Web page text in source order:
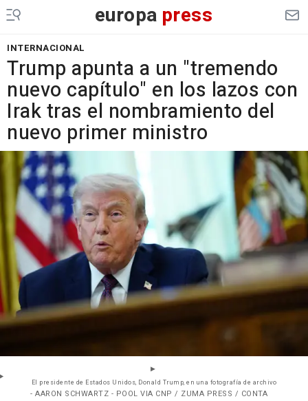
europa press
INTERNACIONAL
Trump apunta a un "tremendo
nuevo capítulo" en los lazos con
Irak tras el nombramiento del
nuevo primer ministro
El presidente de Estados Unidos, Donald Trump, en una fotografía de archivo
- AARON SCHWARTZ - POOL VIA CNP / ZUMA PRESS / CONTA